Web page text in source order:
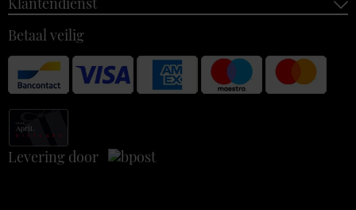
Betaal veilig
Levering door